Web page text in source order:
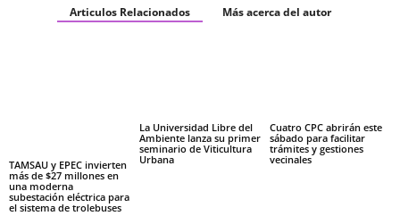
Articulos Relacionados Más acerca del autor
TAMSAU y EPEC invierten
más de $27 millones en
una moderna
subestación eléctrica para
el sistema de trolebuses
La Universidad Libre del
Ambiente lanza su primer
seminario de Viticultura
Urbana
Cuatro CPC abrirán este
sábado para facilitar
trámites y gestiones
vecinales